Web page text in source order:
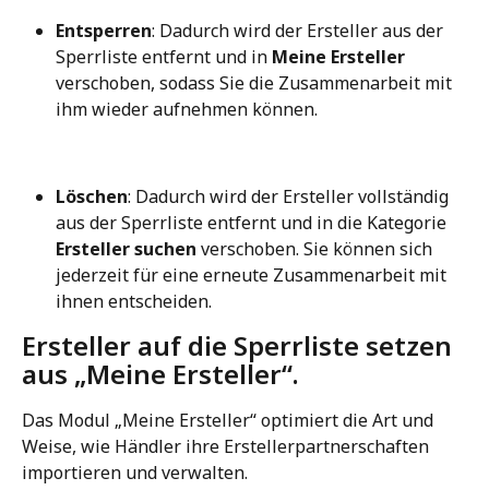
Entsperren: Dadurch wird der Ersteller aus der
Sperrliste entfernt und in Meine Ersteller
verschoben, sodass Sie die Zusammenarbeit mit
ihm wieder aufnehmen können.
Löschen: Dadurch wird der Ersteller vollständig
aus der Sperrliste entfernt und in die Kategorie
Ersteller suchen verschoben. Sie können sich
jederzeit für eine erneute Zusammenarbeit mit
ihnen entscheiden.
Ersteller auf die Sperrliste setzen
aus „Meine Ersteller“.
Das Modul „Meine Ersteller“ optimiert die Art und
Weise, wie Händler ihre Erstellerpartnerschaften
importieren und verwalten.